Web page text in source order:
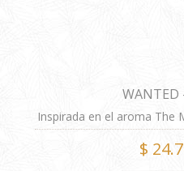
WANTED
Inspirada en el aroma
FORMULA
$